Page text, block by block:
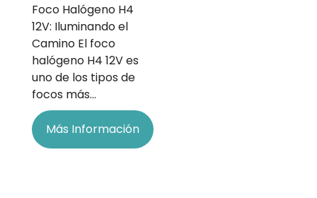
Foco Halógeno H4
12V: Iluminando el
Camino El foco
halógeno H4 12V es
uno de los tipos de
focos más…
Más Información